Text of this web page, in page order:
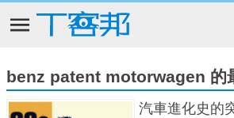
benz patent motorwagen 的
汽車進化史的